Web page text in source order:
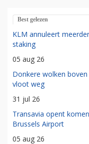
Best gelezen
KLM annuleert
staking
05 aug 26
Donkere wolken
vloot weg
31 jul 26
Transavia opent
Brussels Airport
05 aug 26